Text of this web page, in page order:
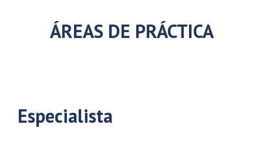
ÁREAS DE PRÁCTICA
Especialista